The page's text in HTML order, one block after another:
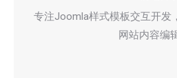
专注Joomla样式模板交互开发
网站内容编